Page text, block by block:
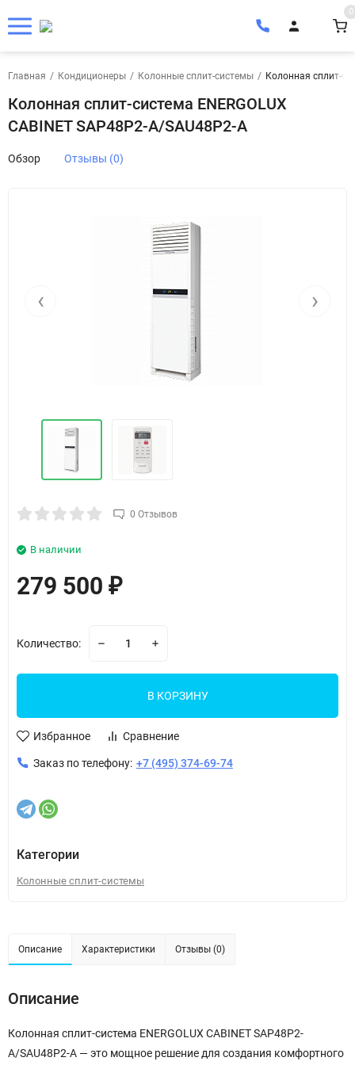
0
Главная / Кондиционеры / Колонные сплит-системы / Колонная сплит-
Колонная сплит-система ENERGOLUX
CABINET SAP48P2-A/SAU48P2-A
Обзор Отзывы (0)
‹ ›
0 Отзывов
В наличии
279 500 ₽
Количество:
В КОРЗИНУ
Избранное Сравнение
Заказ по телефону: +7 (495) 374-69-74
Категории
Колонные сплит-системы
Описание Характеристики Отзывы (0)
Описание
Колонная сплит-система ENERGOLUX CABINET SAP48P2-
A/SAU48P2-A — это мощное решение для создания комфортного